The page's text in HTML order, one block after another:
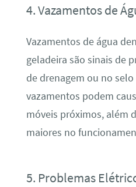
4. Vazamentos de
Vazamentos de água
geladeira são sinais de
de drenagem ou no selo
vazamentos podem
móveis próximos, além
maiores no
5. Problemas